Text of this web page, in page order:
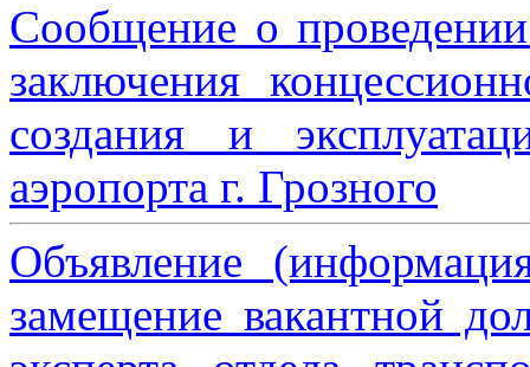
Сообщение о
заключения
создания и
аэропорта г. Грозного
Объявление
замещение вакантной